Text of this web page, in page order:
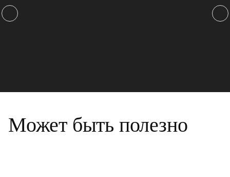
Может быть полезно